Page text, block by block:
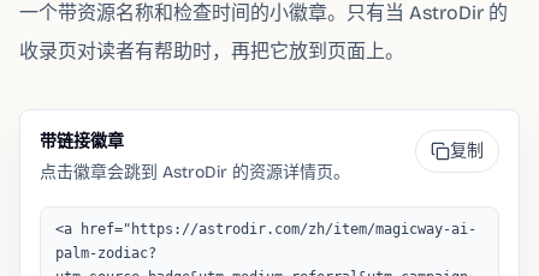
一个带资源名称和检查时间的小徽章。只有当 AstroDir 的
收录页对读者有帮助时，再把它放到页面上。
带链接徽章
点击徽章会跳到 AstroDir 的资源详情页。
复制